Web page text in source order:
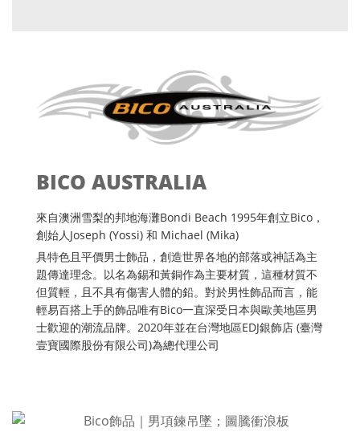
BICO AUSTRALIA
來自澳洲雪梨的邦地海灘Bondi Beach 1995年創立Bico，
創始人Joseph (Yossi) 和 Michael (Mika)
具特色且平價男士飾品，創造世界各地的部落或神話為主
題傳達理念。以名為錫和黃銅作為主要材質，這種材質不
但質輕，且不具有傷害人體的鉛。對於男性飾品而言，能
輕易百搭上手的飾品唯有Bico一直深受日本與歐美地區男
士歡迎的潮流品牌。2020年並在台灣地區EDJ銀飾店 (臺灣
壹寶國際股份有限公司)為總代理公司